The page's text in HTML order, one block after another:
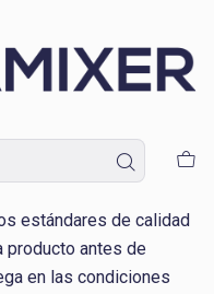
estándares de calidad
producto antes de
en las condiciones